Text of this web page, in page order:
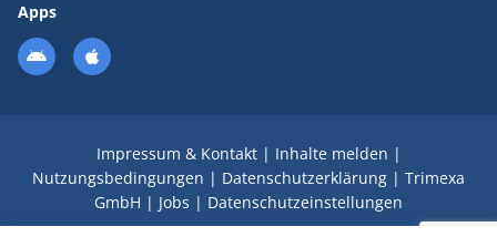
Apps
Impressum & Kontakt| Inhalte melden |
Nutzungsbedingungen | Datenschutzerklärung | Trimexa
GmbH | Jobs | Datenschutzeinstellungen